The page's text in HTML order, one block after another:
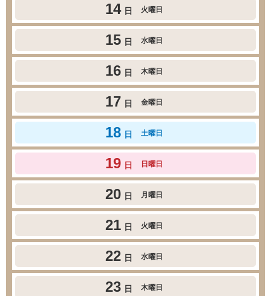
14 日 火曜日
15 日 水曜日
16 日 木曜日
17 日 金曜日
18 日 土曜日
19 日 日曜日
20 日 月曜日
21 日 火曜日
22 日 水曜日
23 日 木曜日